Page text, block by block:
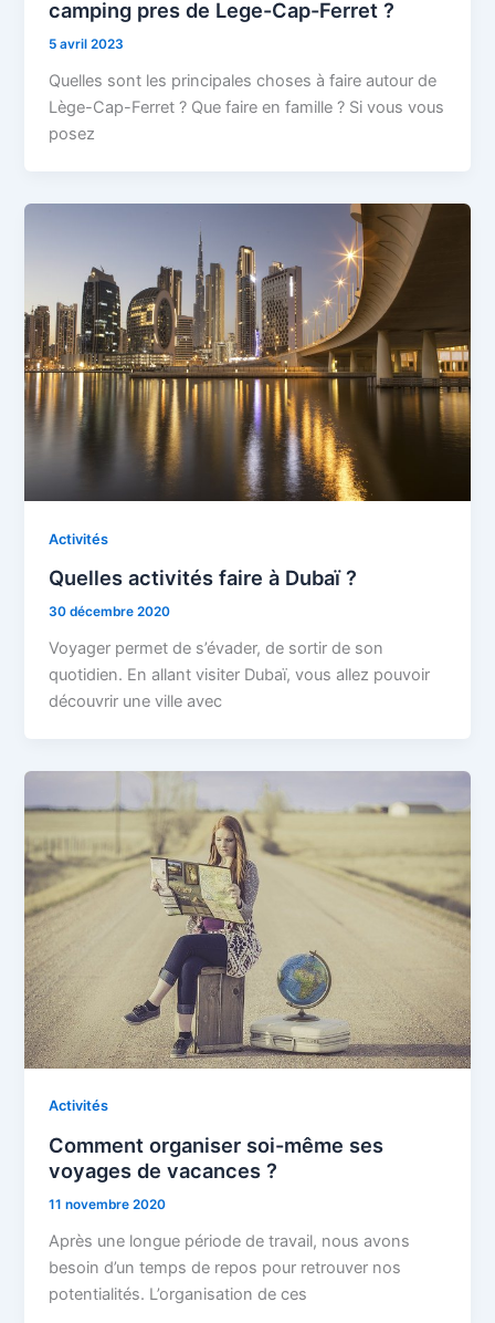
camping pres de Lege-Cap-Ferret ?
5 avril 2023
Quelles sont les principales choses à faire autour de
Lège-Cap-Ferret ? Que faire en famille ? Si vous vous
posez
Activités
Quelles activités faire à Dubaï ?
30 décembre 2020
Voyager permet de s’évader, de sortir de son
quotidien. En allant visiter Dubaï, vous allez pouvoir
découvrir une ville avec
Activités
Comment organiser soi-même ses
voyages de vacances ?
11 novembre 2020
Après une longue période de travail, nous avons
besoin d’un temps de repos pour retrouver nos
potentialités. L’organisation de ces